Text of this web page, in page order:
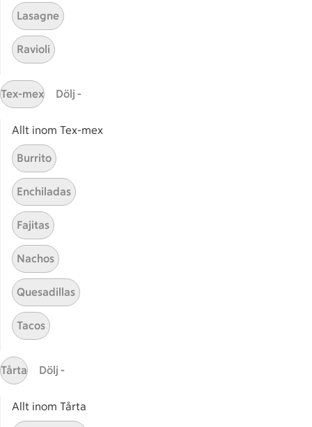
Relaterade kategorier
Laktosfri mousse
Vaniljmousse
Sidfot
Start
Få snabbt svar
FAQ
Kundservice
Kontakta oss
ICAs inspirationsmejl
Lasagne
Ravioli
Tex-mex Dölj -
Allt inom Tex-mex
Burrito
Enchiladas
Fajitas
Nachos
Quesadillas
Tacos
Tårta Dölj -
Allt inom Tårta